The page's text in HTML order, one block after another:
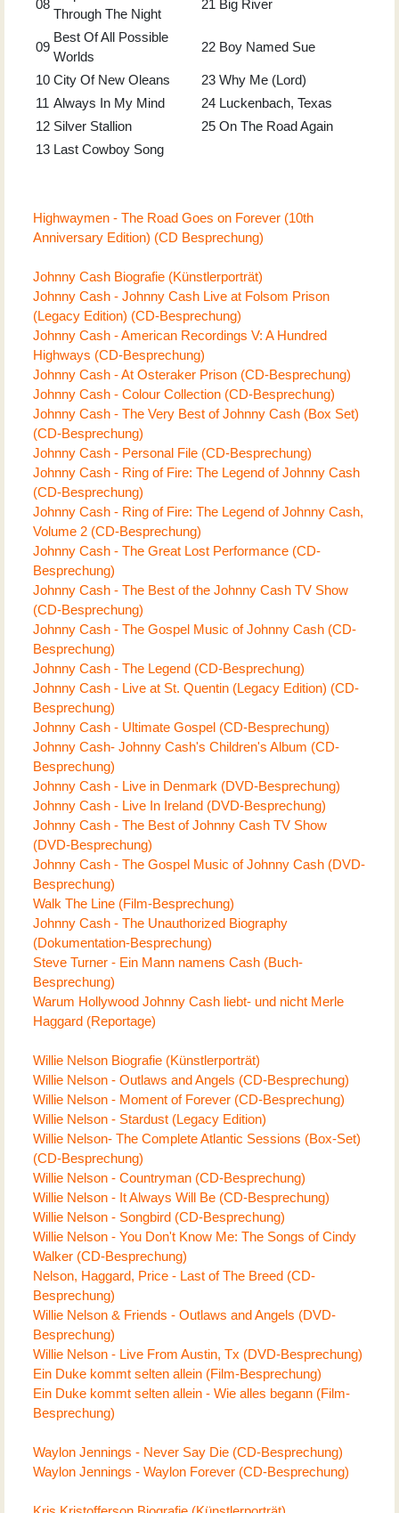
08
Through The Night
21 Big River
09
Best Of All Possible
Worlds
22 Boy Named Sue
10 City Of New Oleans 23 Why Me (Lord)
11 Always In My Mind 24 Luckenbach, Texas
12 Silver Stallion 25 On The Road Again
13 Last Cowboy Song
Highwaymen - The Road Goes on Forever (10th
Anniversary Edition) (CD Besprechung)
Johnny Cash Biografie (Künstlerporträt)
Johnny Cash - Johnny Cash Live at Folsom Prison
(Legacy Edition) (CD-Besprechung)
Johnny Cash - American Recordings V: A Hundred
Highways (CD-Besprechung)
Johnny Cash - At Osteraker Prison (CD-Besprechung)
Johnny Cash - Colour Collection (CD-Besprechung)
Johnny Cash - The Very Best of Johnny Cash (Box Set)
(CD-Besprechung)
Johnny Cash - Personal File (CD-Besprechung)
Johnny Cash - Ring of Fire: The Legend of Johnny Cash
(CD-Besprechung)
Johnny Cash - Ring of Fire: The Legend of Johnny Cash,
Volume 2 (CD-Besprechung)
Johnny Cash - The Great Lost Performance (CD-
Besprechung)
Johnny Cash - The Best of the Johnny Cash TV Show
(CD-Besprechung)
Johnny Cash - The Gospel Music of Johnny Cash (CD-
Besprechung)
Johnny Cash - The Legend (CD-Besprechung)
Johnny Cash - Live at St. Quentin (Legacy Edition) (CD-
Besprechung)
Johnny Cash - Ultimate Gospel (CD-Besprechung)
Johnny Cash- Johnny Cash's Children's Album (CD-
Besprechung)
Johnny Cash - Live in Denmark (DVD-Besprechung)
Johnny Cash - Live In Ireland (DVD-Besprechung)
Johnny Cash - The Best of Johnny Cash TV Show
(DVD-Besprechung)
Johnny Cash - The Gospel Music of Johnny Cash (DVD-
Besprechung)
Walk The Line (Film-Besprechung)
Johnny Cash - The Unauthorized Biography
(Dokumentation-Besprechung)
Steve Turner - Ein Mann namens Cash (Buch-
Besprechung)
Warum Hollywood Johnny Cash liebt- und nicht Merle
Haggard (Reportage)
Willie Nelson Biografie (Künstlerporträt)
Willie Nelson - Outlaws and Angels (CD-Besprechung)
Willie Nelson - Moment of Forever (CD-Besprechung)
Willie Nelson - Stardust (Legacy Edition)
Willie Nelson- The Complete Atlantic Sessions (Box-Set)
(CD-Besprechung)
Willie Nelson - Countryman (CD-Besprechung)
Willie Nelson - It Always Will Be (CD-Besprechung)
Willie Nelson - Songbird (CD-Besprechung)
Willie Nelson - You Don't Know Me: The Songs of Cindy
Walker (CD-Besprechung)
Nelson, Haggard, Price - Last of The Breed (CD-
Besprechung)
Willie Nelson & Friends - Outlaws and Angels (DVD-
Besprechung)
Willie Nelson - Live From Austin, Tx (DVD-Besprechung)
Ein Duke kommt selten allein (Film-Besprechung)
Ein Duke kommt selten allein - Wie alles begann (Film-
Besprechung)
Waylon Jennings - Never Say Die (CD-Besprechung)
Waylon Jennings - Waylon Forever (CD-Besprechung)